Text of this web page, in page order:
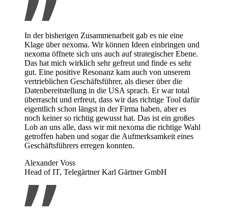
In der bisherigen Zusammenarbeit gab es nie eine
Klage über nexoma. Wir können Ideen einbringen und
nexoma öffnete sich uns auch auf strategischer Ebene.
Das hat mich wirklich sehr gefreut und finde es sehr
gut. Eine positive Resonanz kam auch von unserem
vertrieblichen Geschäftsführer, als dieser über die
Datenbereitstellung in die USA sprach. Er war total
überrascht und erfreut, dass wir das richtige Tool dafür
eigentlich schon längst in der Firma haben, aber es
noch keiner so richtig gewusst hat. Das ist ein großes
Lob an uns alle, dass wir mit nexoma die richtige Wahl
getroffen haben und sogar die Aufmerksamkeit eines
Geschäftsführers erregen konnten.
Alexander Voss
Head of IT, Telegärtner Karl Gärtner GmbH